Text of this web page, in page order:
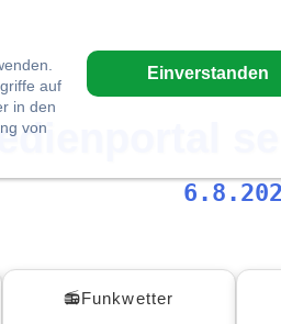
auf
in den
von
Einverstanden
📻Funkwetter